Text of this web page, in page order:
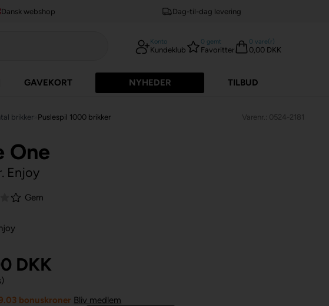
Dansk webshop Dag-til-dag levering
Konto
Kundeklub
0 gemt
Favoritter
0 vare(r)
0,00 DKK
GAVEKORT NYHEDER TILBUD
brikker Puslespil 1000 brikker Varenr.: 0524-2181
One
Enjoy
Gem
DKK
bonuskroner Bliv medlem